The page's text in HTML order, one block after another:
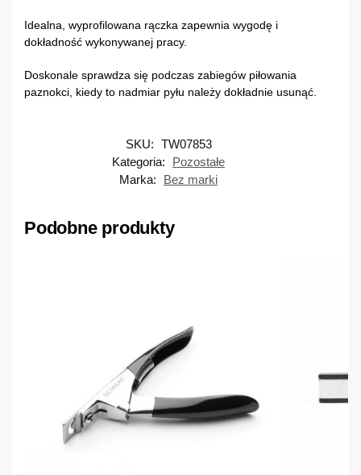
Idealna, wyprofilowana rączka zapewnia wygodę i
dokładność wykonywanej pracy.
Doskonale sprawdza się podczas zabiegów piłowania
paznokci, kiedy to nadmiar pyłu należy dokładnie usunąć.
SKU: TW07853
Kategoria:
Pozostałe
Marka:
Bez marki
Podobne produkty